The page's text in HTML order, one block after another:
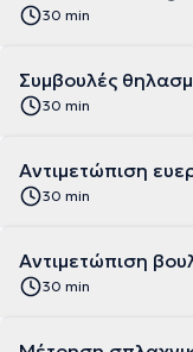
30 min
Συμβουλές
30 min
Αντιμετώπιση
30 min
Αντιμετώπιση
30 min